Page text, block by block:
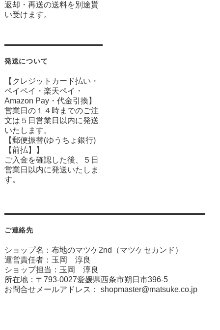
返却・再送の送料を別途貰
い受けます。
発送について
【クレジットカード払い・
ペイペイ・楽天ペイ・
Amazon Pay・ 代金引換】
営業日の１４時までのご注
文は５日営業日以内に発送
いたします。
【郵便振替(ゆうちょ銀行)
【前払】】
ご入金を確認した後、５日
営業日以内に発送いたしま
す。
ご連絡先
ショップ名：布地のマツケ2nd（マツケセカンド）
運営責任者：玉岡 淳良
ショップ担当：玉岡 淳良
所在地：〒793-0027愛媛県西条市朔日市396-5
お問合せメールアドレス： shopmaster@matsuke.co.jp